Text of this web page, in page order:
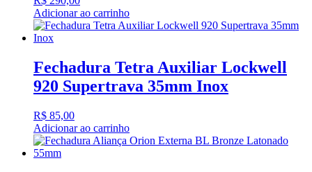
Adicionar ao carrinho
Fechadura Tetra Auxiliar Lockwell
920 Supertrava 35mm Inox
R$ 85,00
Adicionar ao carrinho